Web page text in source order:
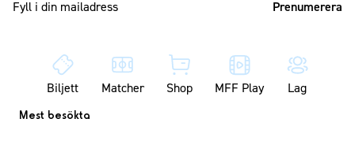
Biljett Matcher Shop MFF Play Lag
Mest besökta